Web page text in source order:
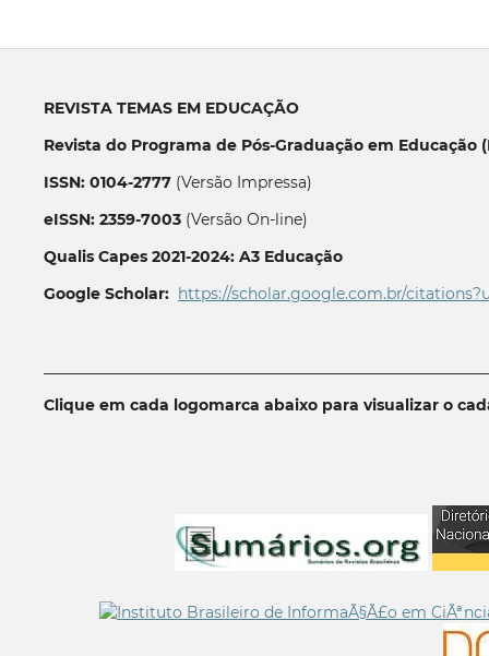
REVISTA TEMAS EM EDUCAÇÃO
Revista do Programa de Pós-Graduação em Educação
ISSN: 0104-2777(Versão Impressa)
eISSN: 2359-7003(Versão On-line)
Qualis Capes 2021-2024: A3 Educação
Google Scholar: https://scholar.google.com.br/
Clique em cada logomarca abaixo para visualizar o